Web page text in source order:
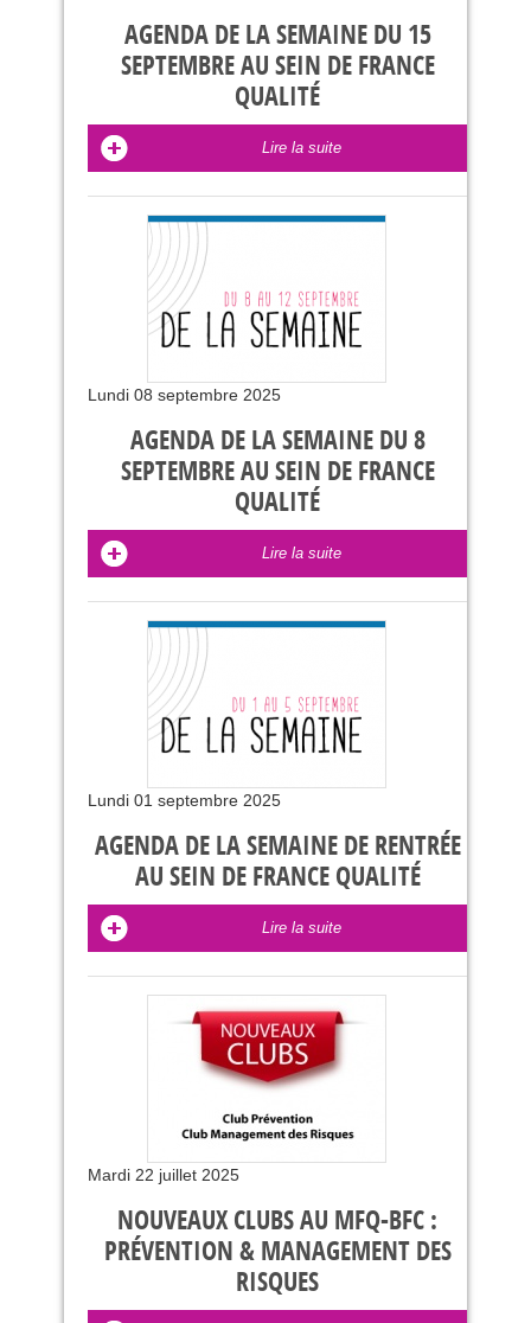
AGENDA DE LA SEMAINE DU 15
SEPTEMBRE AU SEIN DE FRANCE
QUALITÉ
Lire la suite
Lundi 08 septembre 2025
AGENDA DE LA SEMAINE DU 8
SEPTEMBRE AU SEIN DE FRANCE
QUALITÉ
Lire la suite
Lundi 01 septembre 2025
AGENDA DE LA SEMAINE DE RENTRÉE
AU SEIN DE FRANCE QUALITÉ
Lire la suite
Mardi 22 juillet 2025
NOUVEAUX CLUBS AU MFQ-BFC :
PRÉVENTION & MANAGEMENT DES
RISQUES